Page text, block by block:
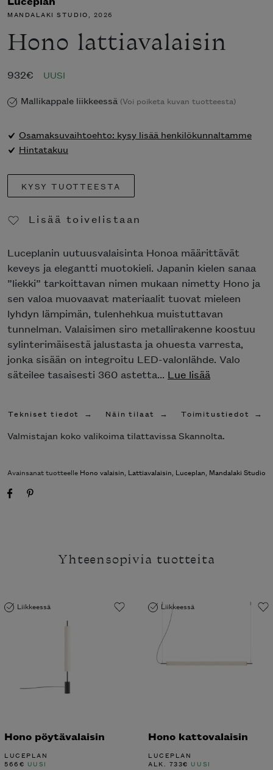
MANDALAKI STUDIO, 2026
Hono lattiavalaisin
932€
UUSI
Mallikappale liikkeessä (Voi poiketa kuvan tuotteesta)
Osamaksuvaihtoehto: kysy lisää henkilökunnaltamme
Hintatakuu
KYSY TUOTTEESTA
Lisää toivelistaan
Luceplanin uutuusvalaisinta Honoa määrittävät
keveys ja elegantti muotokieli. Japanin kielen sanaa
”liekki” tarkoittavan nimen mukaan nimetty Hono ja
sen valoa muovaavat materiaalit tuovat mieleen
lyhdyn lämpimän, tulenhehkua muistuttavan
tunnelman. Valaisimen siro metallirakenne koostuu
sylinterimäisestä jalustasta ja ohuesta varresta,
jonka sisään on integroitu LED-valonlähde. Valo
säteilee tasaisesti 360 astetta... Lue lisää
Tekniset tiedot Näin tilaat Toimitustiedot
Valmistajan koko valikoima tilattavissa Skannolta.
Avainsanat tuotteelle Hono valaisin, Lattiavalaisin, Luceplan, Mandalaki Studio
Yhteensopivia tuotteita
Liikkeessä
Hono pöytävalaisin
LUCEPLAN
566€ UUSI
Liikkeessä
Hono kattovalaisin
LUCEPLAN
ALK. 733€ UUSI